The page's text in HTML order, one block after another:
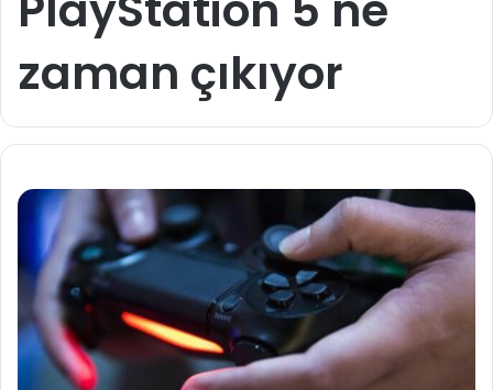
zaman çıkıyor